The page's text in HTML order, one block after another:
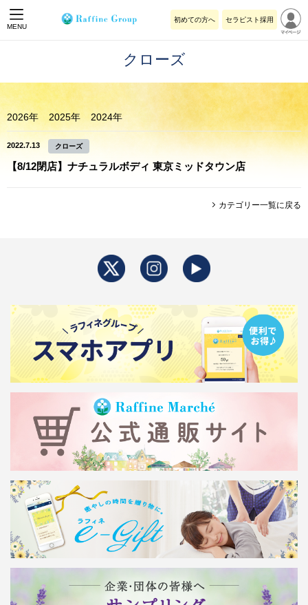
MENU
初めての方へ セラピスト採用
クローズ
2026年 2025年 2024年
2022.7.13 クローズ
【8/12閉店】ナチュラルボディ 東京ミッドタウン店
カテゴリー一覧に戻る